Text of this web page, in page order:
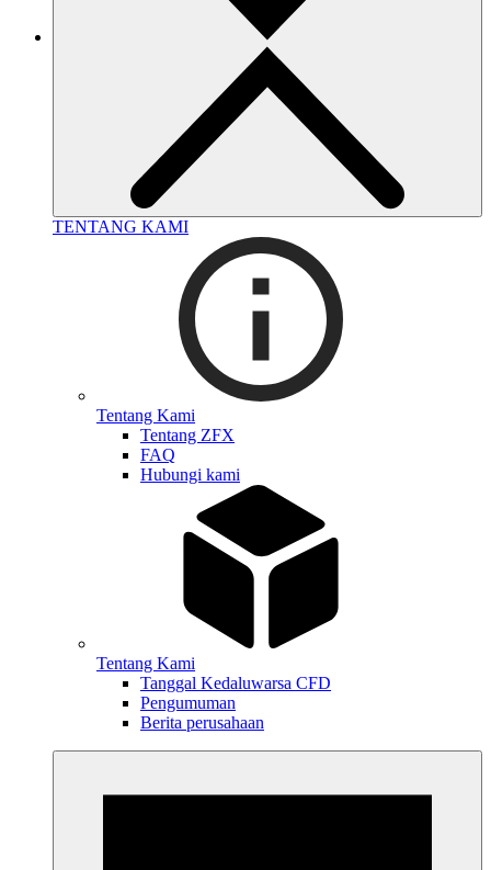
TENTANG KAMI
Tentang Kami
Tentang ZFX
FAQ
Hubungi kami
Tentang Kami
Tanggal Kedaluwarsa CFD
Pengumuman
Berita perusahaan